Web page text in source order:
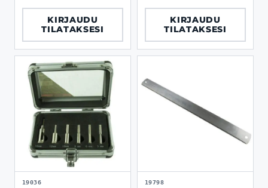
KIRJAUDU
TILATAKSESI
KIRJAUDU
TILATAKSESI
19036 19798